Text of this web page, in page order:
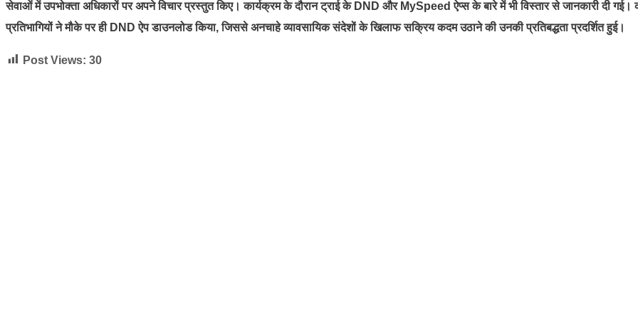
सेवाओं में उपभोक्ता अधिकारों पर अपने विचार प्रस्तुत किए। कार्यक्रम के दौरान ट्राई के DND और MySpeed ऐप्स के बारे में भी विस्तार से जानकारी दी गई।
प्रतिभागियों ने मौके पर ही DND ऐप डाउनलोड किया, जिससे अनचाहे व्यावसायिक संदेशों के खिलाफ सक्रिय कदम उठाने की उनकी प्रतिबद्धता प्रदर्शित हुई।
Post Views: 30